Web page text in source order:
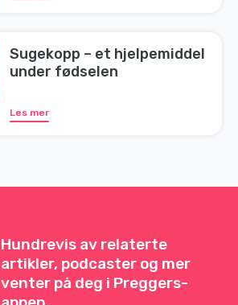
Sugekopp – et hjelpemiddel
under fødselen
Les mer
Hundrevis av relaterte
artikler, podcaster og mer
venter på deg i Preggers-